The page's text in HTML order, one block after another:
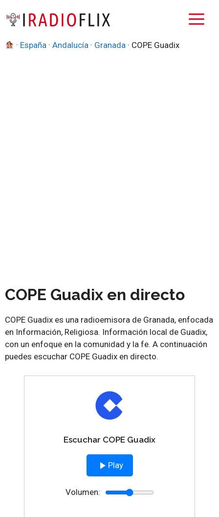
· España ·Andalucía · Granada · COPE Guadix
COPE Guadix en directo
COPE Guadix es una radioemisora de Granada, enfocada
en Información, Religiosa. Información local de Guadix,
con un enfoque en la comunidad y la fe. A continuación
puedes escuchar COPE Guadix en directo.
Escuchar COPE Guadix
Play
Volumen: